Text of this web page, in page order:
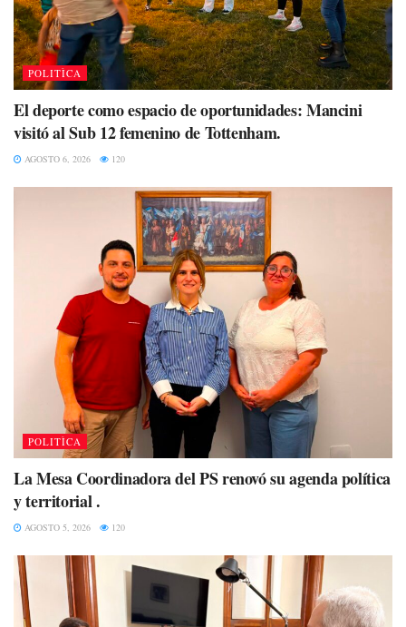
POLITÌCA
El deporte como espacio de oportunidades: Mancini
visitó al Sub 12 femenino de Tottenham.
AGOSTO 6, 2026 120
POLITÌCA
La Mesa Coordinadora del PS renovó su agenda política
y territorial .
AGOSTO 5, 2026 120